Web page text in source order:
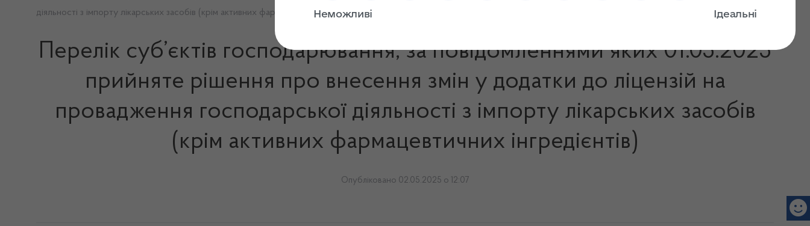
діяльності з імпорту лікарських засобів (крім активних фармацевтичних інгредієнтів)
Перелік суб’єктів господарювання, за повідомленнями яких 01.05.2025
прийняте рішення про внесення змін у додатки до ліцензій на
провадження господарської діяльності з імпорту лікарських засобів
(крім активних фармацевтичних інгредієнтів)
Опубліковано 02.05.2025 о 12:07